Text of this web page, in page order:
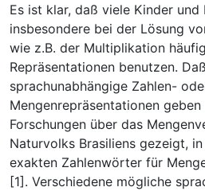
Es ist klar, daß viele Kinder und
insbesondere bei der Lösung
wie z.B. der Multiplikation
Repräsentationen benutzen.
sprachunabhängige Zahlen-
Mengenrepräsentationen
Forschungen über das
Naturvolks Brasiliens gezeigt,
exakten Zahlenwörter für
[1]. Verschiedene mögliche